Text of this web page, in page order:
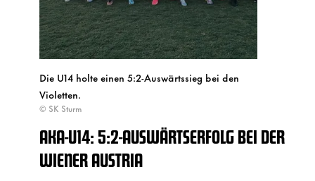
Die U14 holte einen 5:2-Auswärtssieg bei den
Violetten.
© SK Sturm
AKA-U14: 5:2-AUSWÄRTSERFOLG BEI DER
WIENER AUSTRIA